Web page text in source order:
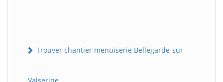
Trouver chantier menuiserie Bellegarde-sur-